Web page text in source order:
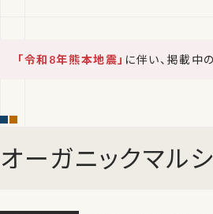
「令和8年熊本地震」 に伴い、掲載中
オーガニックマル